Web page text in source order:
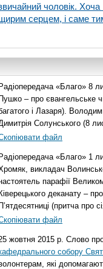
чоловік. Хоча
серцем, і саме
Радіопередача «Благо» 8
Пушко – про євангельське
і Лазаря).
Солунського (8
файл
Радіопередача «Благо» 1
викладач
парафії
Ківерецького деканату –
П’ятдесятниці (притча про
файл
жовтня 2015 р. Слово
собору
які